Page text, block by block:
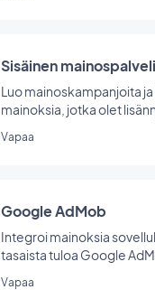
Sisäinen
Luo mainoskampanjoita
mainoksia, jotka olet
Vapaa
Google AdMob
Integroi mainoksia
tasaista tuloa Google
Vapaa